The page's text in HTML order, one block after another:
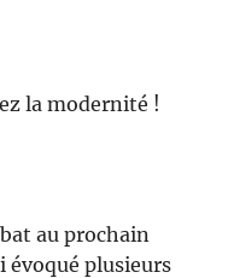
la modernité !
au prochain
évoqué plusieurs